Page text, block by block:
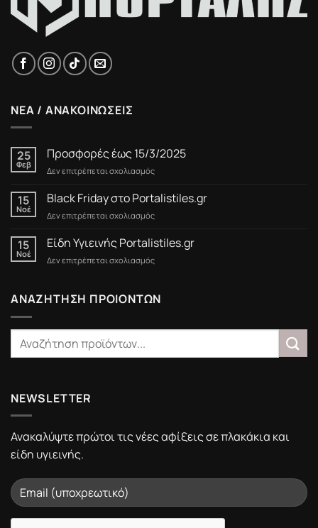
ΝΕΑ / ΑΝΑΚΟΙΝΩΣΕΙΣ
25
Φεβ
Προσφορές έως 15/3/2025
Δεν επιτρέπεται σχολιασμόςστο
έως
15/3/2025
15
Νοέ
Black Friday στο Portalistiles.gr
Δεν επιτρέπεται σχολιασμόςστο
Friday
στο
Portalistiles.gr
15
Νοέ
Είδη Υγιεινής Portalistiles.gr
Δεν επιτρέπεται σχολιασμόςστο
Portalistiles.gr
ΑΝΑΖΗΤΗΣΗ ΠΡΟΙΟΝΤΩΝ
NEWSLETTER
Ανακαλύψτε πρώτοι τις νέες αφίξεις σε πλακάκια και
είδη υγιεινής.